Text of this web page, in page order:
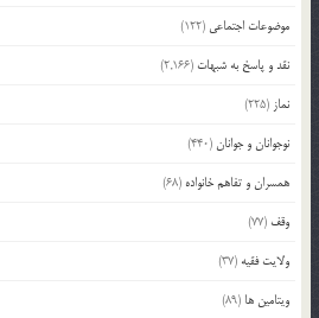
موضوعات اجتماعی (122)
نقد و پاسخ به شبهات (2,166)
نماز (225)
نوجوانان و جوانان(440)
همسران و تفاهم خانواده (68)
وقف (77)
ولایت فقیه (37)
ویتامین ها (89)